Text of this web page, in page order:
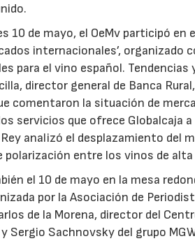
10 de mayo, el OeMv participó en
internacionales’, organizado
para el vino español. Tendencias
director general de Banca Rural,
comentaron la situación de
servicios que ofrece Globalcaja
analizó el desplazamiento del
entre los vinos de
el 10 de mayo en la mesa
por la Asociación de
de la Morena, director del
Sergio Sachnovsky del grupo